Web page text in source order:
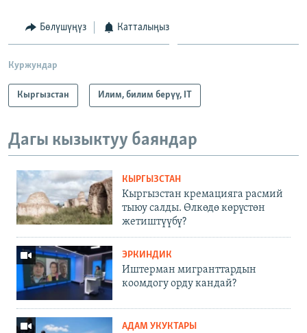
Бөлүшүңүз Катталыңыз
Куржундар
Кыргызстан Илим, билим берүү, IT
Дагы кызыктуу баяндар
КЫРГЫЗСТАН
Кыргызстан кремацияга расмий
тыюу салды. Өлкөдө көрүстөн
жетиштүүбү?
ЭРКИНДИК
Иштерман мигранттардын
коомдогу орду кандай?
АДАМ УКУКТАРЫ